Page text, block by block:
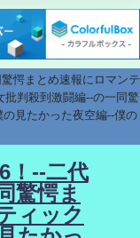
愕まとめ速報にロマンテ
批判殺到激闘編--の一同驚
見たかった夜空編--僕の
！--二代
驚愕ま
ィック